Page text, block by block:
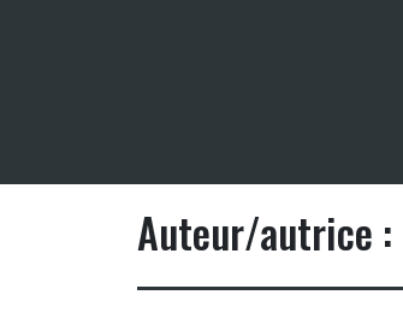
Auteur/autrice :